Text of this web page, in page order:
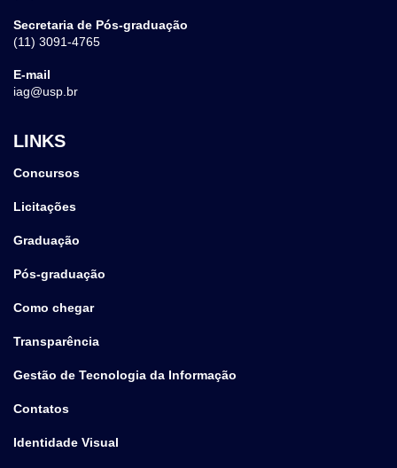
Secretaria de Pós-graduação
(11) 3091-4765
E-mail
iag@usp.br
LINKS
Concursos
Licitações
Graduação
Pós-graduação
Como chegar
Transparência
Gestão de Tecnologia da Informação
Contatos
Identidade Visual